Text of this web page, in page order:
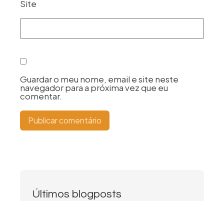
Site
Guardar o meu nome, email e site neste
navegador para a próxima vez que eu
comentar.
Últimos blogposts